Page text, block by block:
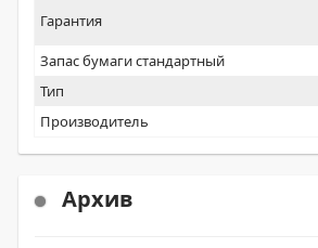
Гарантия
Запас бумаги стандартный
Тип
Производитель
Архив